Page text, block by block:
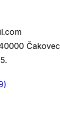
Čakovec
)